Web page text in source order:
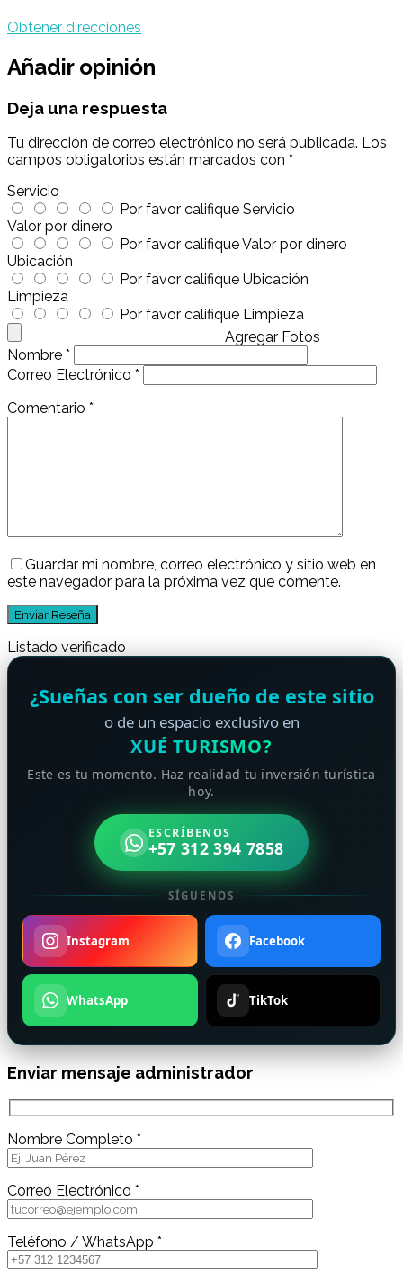
Obtener direcciones
Añadir opinión
Deja una respuesta
Tu dirección de correo electrónico no será publicada. Los
campos obligatorios están marcados con *
Servicio
Por favor califique Servicio
Valor por dinero
Por favor califique Valor por dinero
Ubicación
Por favor califique Ubicación
Limpieza
Por favor califique Limpieza
Agregar Fotos
Nombre *
Correo Electrónico *
Comentario *
Guardar mi nombre, correo electrónico y sitio web en
este navegador para la próxima vez que comente.
Listado verificado
¿Sueñas con ser dueño de este sitio
o de un espacio exclusivo en
XUÉ TURISMO?
Este es tu momento. Haz realidad tu inversión turística
hoy.
ESCRÍBENOS
+57 312 394 7858
SÍGUENOS
Instagram Facebook
WhatsApp TikTok
Enviar mensaje administrador
Nombre Completo *
Correo Electrónico *
Teléfono / WhatsApp *